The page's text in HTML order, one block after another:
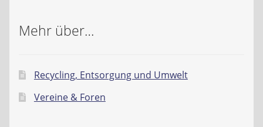
Mehr über…
Recycling, Entsorgung und Umwelt
Vereine & Foren